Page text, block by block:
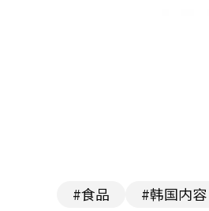
#食品 #韩国内容